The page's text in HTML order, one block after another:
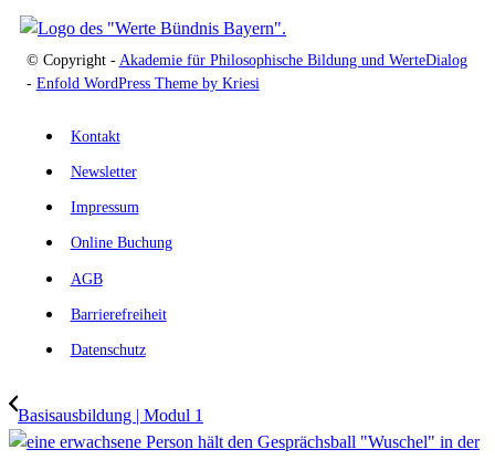
© Copyright - Akademie für Philosophische Bildung und WerteDialog
- Enfold WordPress Theme by Kriesi
Kontakt
Newsletter
Impressum
Online Buchung
AGB
Barrierefreiheit
Datenschutz
Basisausbildung | Modul 1